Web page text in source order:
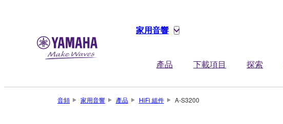
家用音響
產品 下載項目 探索
音頻 家用音響 產品 HiFi 組件 A-S3200